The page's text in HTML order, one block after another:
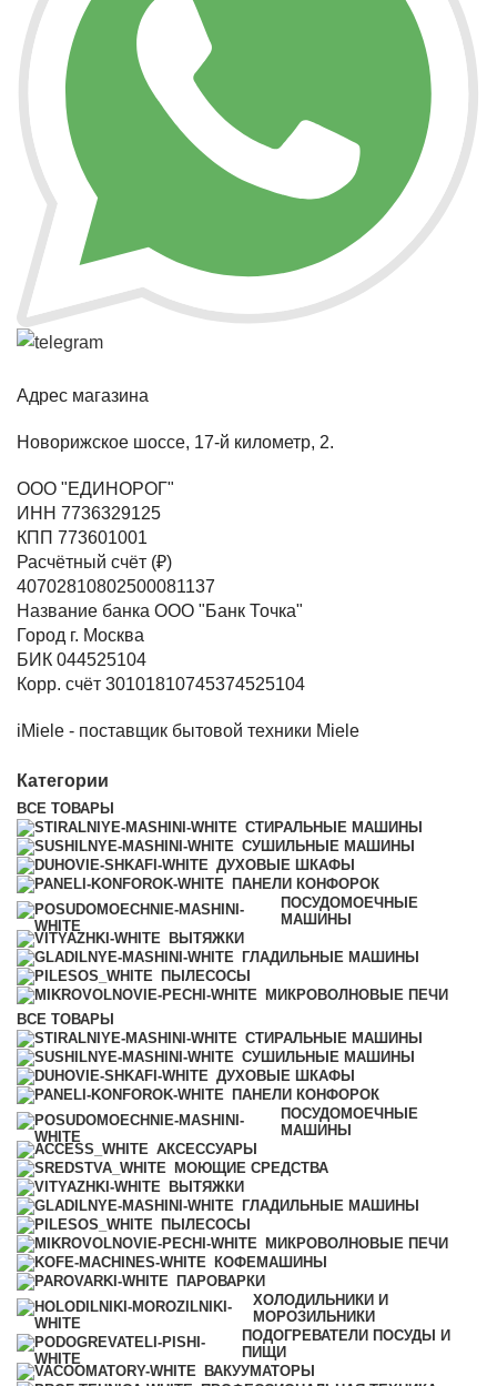
Адрес магазина
Новорижское шоссе, 17-й километр, 2.
ООО "ЕДИНОРОГ"
ИНН 7736329125
КПП 773601001
Расчётный счёт (₽)
40702810802500081137
Название банка ООО "Банк Точка"
Город г. Москва
БИК 044525104
Корр. счёт 30101810745374525104
iMiele - поставщик бытовой техники Miele
Категории
ВСЕ ТОВАРЫ
СТИРАЛЬНЫЕ МАШИНЫ
СУШИЛЬНЫЕ МАШИНЫ
ДУХОВЫЕ ШКАФЫ
ПАНЕЛИ КОНФОРОК
ПОСУДОМОЕЧНЫЕ
МАШИНЫ
ВЫТЯЖКИ
ГЛАДИЛЬНЫЕ МАШИНЫ
ПЫЛЕСОСЫ
МИКРОВОЛНОВЫЕ ПЕЧИ
ВСЕ ТОВАРЫ
СТИРАЛЬНЫЕ МАШИНЫ
СУШИЛЬНЫЕ МАШИНЫ
ДУХОВЫЕ ШКАФЫ
ПАНЕЛИ КОНФОРОК
ПОСУДОМОЕЧНЫЕ
МАШИНЫ
АКСЕССУАРЫ
МОЮЩИЕ СРЕДСТВА
ВЫТЯЖКИ
ГЛАДИЛЬНЫЕ МАШИНЫ
ПЫЛЕСОСЫ
МИКРОВОЛНОВЫЕ ПЕЧИ
КОФЕМАШИНЫ
ПАРОВАРКИ
ХОЛОДИЛЬНИКИ И
МОРОЗИЛЬНИКИ
ПОДОГРЕВАТЕЛИ ПОСУДЫ И
ПИЩИ
ВАКУУМАТОРЫ